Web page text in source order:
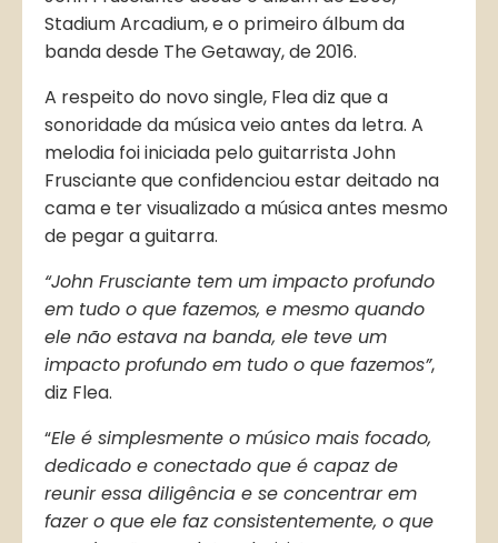
Stadium Arcadium, e o primeiro álbum da
banda desde The Getaway, de 2016.
A respeito do novo single, Flea diz que a
sonoridade da música veio antes da letra. A
melodia foi iniciada pelo guitarrista John
Frusciante que confidenciou estar deitado na
cama e ter visualizado a música antes mesmo
de pegar a guitarra.
“John Frusciante tem um impacto profundo
em tudo o que fazemos, e mesmo quando
ele não estava na banda, ele teve um
impacto profundo em tudo o que fazemos”,
diz Flea.
“Ele é simplesmente o músico mais focado,
dedicado e conectado que é capaz de
reunir essa diligência e se concentrar em
fazer o que ele faz consistentemente, o que